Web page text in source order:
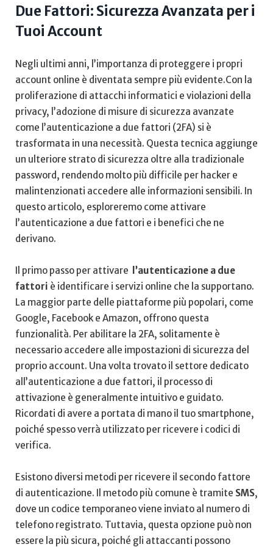
Due Fattori:‌ Sicurezza Avanzata per i
Tuoi Account
Negli ultimi anni, l’importanza di proteggere i propri ​
account online⁢ è diventata sempre più evidente.Con la
proliferazione ⁣di attacchi informatici e violazioni della
privacy, l’adozione di misure di sicurezza avanzate
come l’autenticazione a ‌due fattori (2FA) si è
trasformata in una necessità. Questa tecnica aggiunge
un ulteriore ‌strato di sicurezza oltre alla tradizionale
password, rendendo molto più difficile per hacker e​
malintenzionati accedere alle informazioni sensibili.⁣ In
questo articolo, esploreremo come attivare‌
l’autenticazione a due fattori e i benefici che ne
derivano.
Il primo passo per attivare ⁤
l’autenticazione a due
fattori ​è identificare i servizi online che la supportano.
La maggior parte delle piattaforme più popolari, come
Google, Facebook e ​Amazon, offrono questa
funzionalità. Per abilitare la 2FA, solitamente è
necessario accedere alle impostazioni di sicurezza del
proprio account. Una volta trovato il settore dedicato
all’autenticazione a due fattori, il processo di
attivazione è generalmente intuitivo e⁢ guidato.
Ricordati di avere a portata di mano il tuo smartphone,
poiché spesso verrà utilizzato per ricevere i codici di
verifica.
Esistono diversi metodi ⁢per​ ricevere il secondo​ fattore
di autenticazione. Il metodo più comune ​è tramite SMS,
dove⁢ un codice temporaneo viene inviato al numero di
telefono registrato. Tuttavia, questa opzione può non
essere ⁣la più sicura, poiché gli attaccanti possono